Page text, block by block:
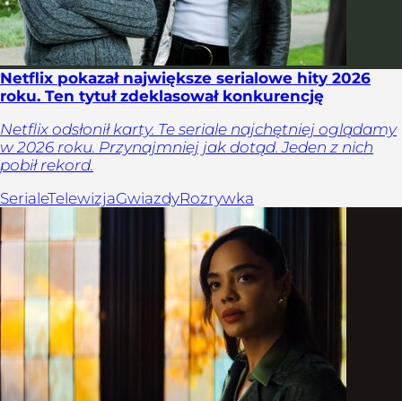
Netflix pokazał największe serialowe hity 2026
roku. Ten tytuł zdeklasował konkurencję
Netflix odsłonił karty. Te seriale najchętniej oglądamy
w 2026 roku. Przynajmniej jak dotąd. Jeden z nich
pobił rekord.
SerialeTelewizjaGwiazdyRozrywka